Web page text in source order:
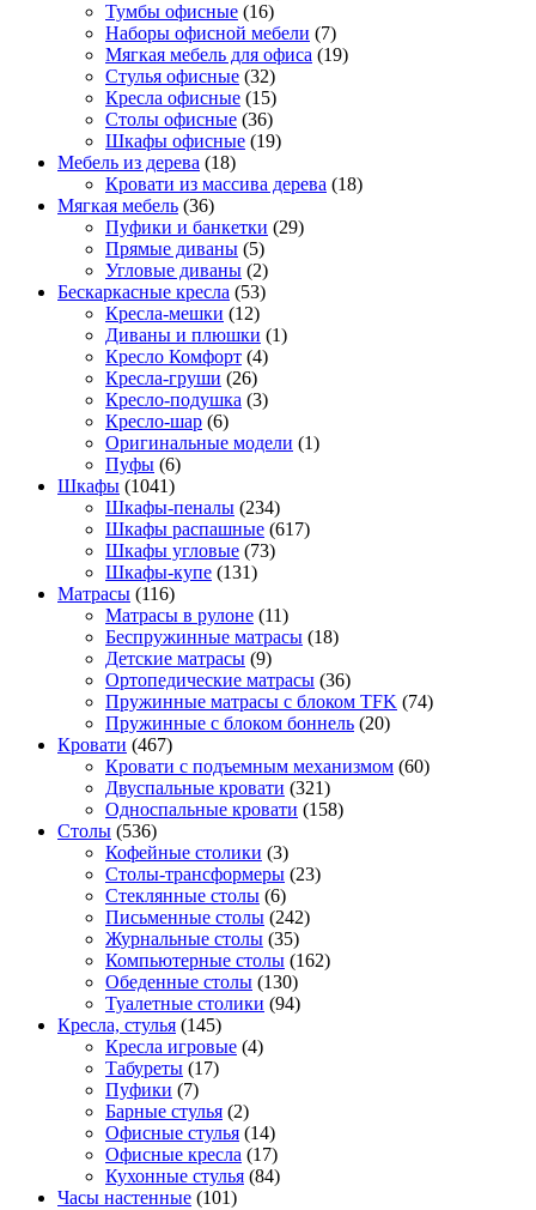
Тумбы офисные (16)
Наборы офисной мебели (7)
Мягкая мебель для офиса (19)
Стулья офисные (32)
Кресла офисные (15)
Столы офисные (36)
Шкафы офисные (19)
Мебель из дерева (18)
Кровати из массива дерева (18)
Мягкая мебель (36)
Пуфики и банкетки (29)
Прямые диваны (5)
Угловые диваны (2)
Бескаркасные кресла (53)
Кресла-мешки (12)
Диваны и плюшки (1)
Кресло Комфорт (4)
Кресла-груши (26)
Кресло-подушка (3)
Кресло-шар (6)
Оригинальные модели (1)
Пуфы (6)
Шкафы (1041)
Шкафы-пеналы (234)
Шкафы распашные (617)
Шкафы угловые (73)
Шкафы-купе (131)
Матрасы (116)
Матрасы в рулоне (11)
Беспружинные матрасы (18)
Детские матрасы (9)
Ортопедические матрасы (36)
Пружинные матрасы с блоком TFK (74)
Пружинные с блоком боннель (20)
Кровати (467)
Кровати с подъемным механизмом (60)
Двуспальные кровати (321)
Односпальные кровати (158)
Столы (536)
Кофейные столики (3)
Столы-трансформеры (23)
Стеклянные столы (6)
Письменные столы (242)
Журнальные столы (35)
Компьютерные столы (162)
Обеденные столы (130)
Туалетные столики (94)
Кресла, стулья (145)
Кресла игровые (4)
Табуреты (17)
Пуфики (7)
Барные стулья (2)
Офисные стулья (14)
Офисные кресла (17)
Кухонные стулья (84)
Часы настенные (101)